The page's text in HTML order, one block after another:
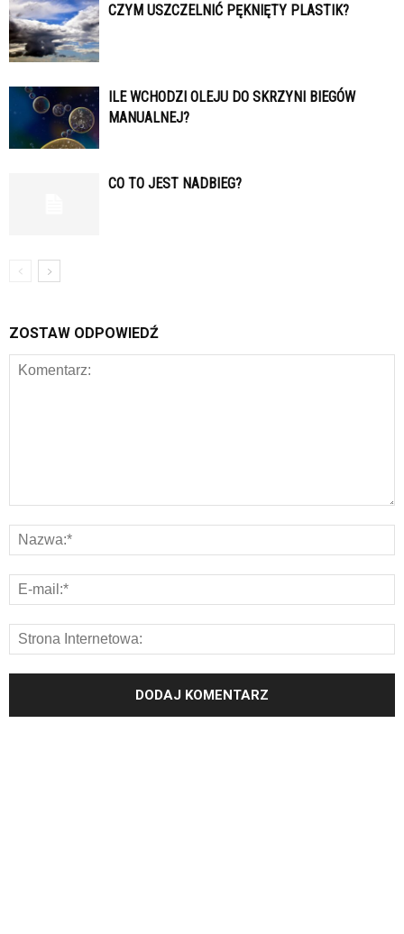
CZYM USZCZELNIĆ PĘKNIĘTY PLASTIK?
ILE WCHODZI OLEJU DO SKRZYNI BIEGÓW
MANUALNEJ?
CO TO JEST NADBIEG?
ZOSTAW ODPOWIEDŹ